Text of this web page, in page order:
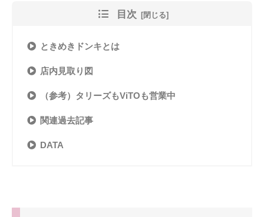
目次
ときめきドンキとは
店内見取り図
（参考）タリーズもViTOも営業中
関連過去記事
DATA